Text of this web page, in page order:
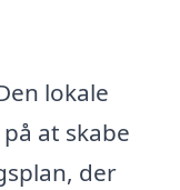
lokale
at skabe
der